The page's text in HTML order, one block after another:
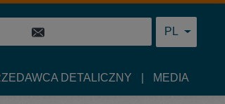
PL
DETALICZNY MEDIA